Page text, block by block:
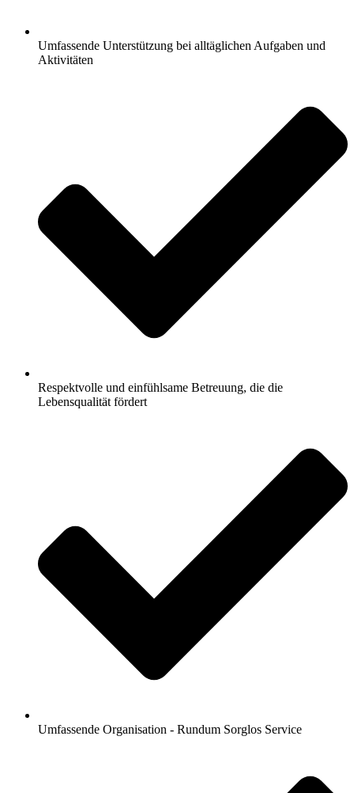
Umfassende Unterstützung bei alltäglichen Aufgaben und
Aktivitäten
Respektvolle und einfühlsame Betreuung, die die
Lebensqualität fördert
Umfassende Organisation - Rundum Sorglos Service